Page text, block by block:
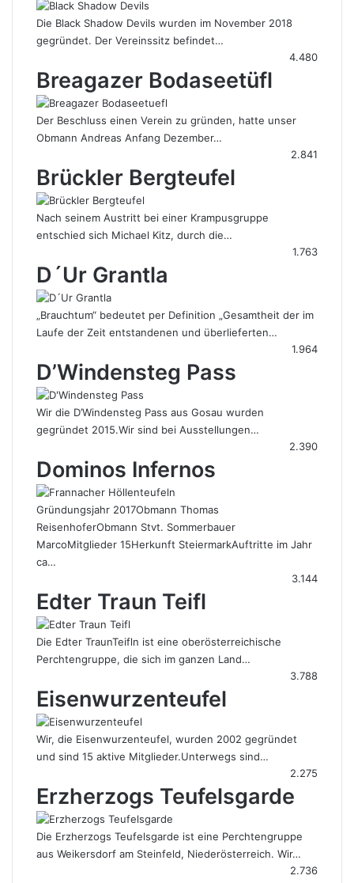
Die Black Shadow Devils wurden im November 2018
gegründet. Der Vereinssitz befindet…
4.480
Breagazer Bodaseetüfl
Der Beschluss einen Verein zu gründen, hatte unser
Obmann Andreas Anfang Dezember…
2.841
Brückler Bergteufel
Nach seinem Austritt bei einer Krampusgruppe
entschied sich Michael Kitz, durch die…
1.763
D´Ur Grantla
„Brauchtum“ bedeutet per Definition „Gesamtheit der im
Laufe der Zeit entstandenen und überlieferten…
1.964
D’Windensteg Pass
Wir die D’Windensteg Pass aus Gosau wurden
gegründet 2015.Wir sind bei Ausstellungen…
2.390
Dominos Infernos
Gründungsjahr 2017Obmann Thomas
ReisenhoferObmann Stvt. Sommerbauer
MarcoMitglieder 15Herkunft SteiermarkAuftritte im Jahr
ca…
3.144
Edter Traun Teifl
Die Edter TraunTeifln ist eine oberösterreichische
Perchtengruppe, die sich im ganzen Land…
3.788
Eisenwurzenteufel
Wir, die Eisenwurzenteufel, wurden 2002 gegründet
und sind 15 aktive Mitglieder.Unterwegs sind…
2.275
Erzherzogs Teufelsgarde
Die Erzherzogs Teufelsgarde ist eine Perchtengruppe
aus Weikersdorf am Steinfeld, Niederösterreich. Wir…
2.736